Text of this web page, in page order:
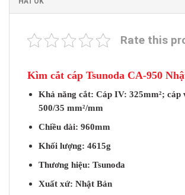
Rate this
Kìm cắt cáp Tsunoda CA-950
Khả năng cắt: Cáp IV: 325mm²; cáp
500/35 mm²/mm
Chiều dài: 960mm
Khối lượng: 4615g
Thương hiệu: Tsunoda
Xuất xứ: Nhật Bản